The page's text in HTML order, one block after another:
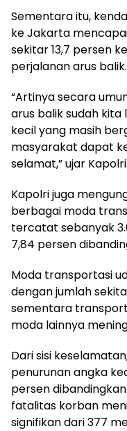
Sementara itu,
ke Jakarta
sekitar 13,7 persen
perjalanan arus balik.
“Artinya secara
arus balik sudah
kecil yang masih
masyarakat dapat
selamat,” ujar Kapolri.
Kapolri juga
berbagai moda
tercatat sebanyak
7,84 persen
Moda transportasi
dengan jumlah
sementara
moda lainnya
Dari sisi
penurunan angka
persen
fatalitas korban
signifikan dari 377